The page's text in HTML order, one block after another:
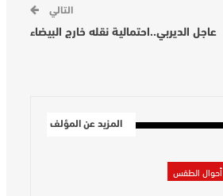
التالي
عاجل الديربي..احتمالية نقله خارج البيضاء
المزيد عن المؤلف
أحوال الطقس